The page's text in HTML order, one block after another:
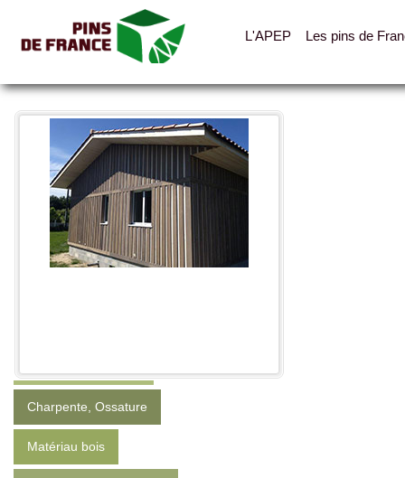
L'APEP Les pins de
Toutes les photos
Charpente, Ossature
Matériau bois